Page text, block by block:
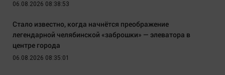
06.08.2026 08:38:53
Стало известно, когда начнётся преображение
легендарной челябинской «заброшки» — элеватора в
центре города
06.08.2026 08:35:01